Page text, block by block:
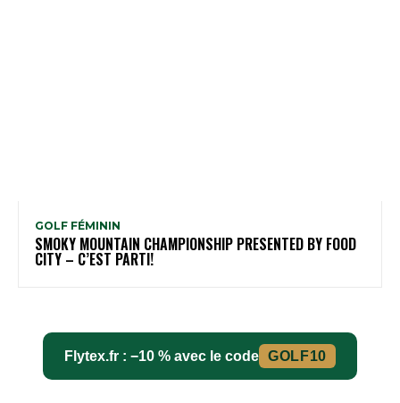
GOLF FÉMININ
SMOKY MOUNTAIN CHAMPIONSHIP PRESENTED BY FOOD
CITY – C’EST PARTI!
Flytex.fr : −10 % avec le code GOLF10